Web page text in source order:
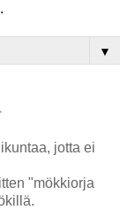
▼
jotta ei
"mökkiorja